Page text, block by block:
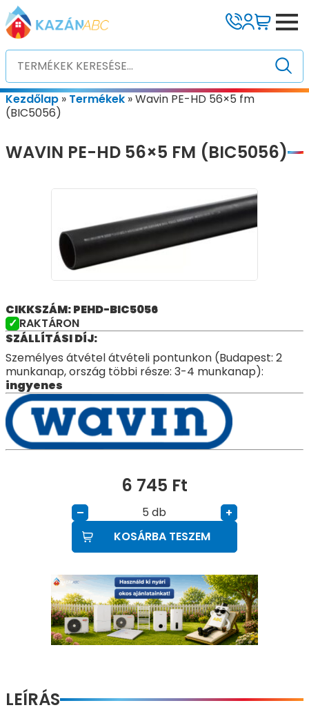
Kezdőlap » Termékek »Wavin PE-HD 56×5 fm
(BIC5056)
WAVIN PE-HD 56×5 FM (BIC5056)
CIKKSZÁM: PEHD-BIC5056
RAKTÁRON
SZÁLLÍTÁSI DÍJ:
Személyes átvétel átvételi pontunkon (Budapest: 2
munkanap, ország többi része: 3-4 munkanap):
ingyenes
6 745 Ft
– db
+
KOSÁRBA TESZEM
LEÍRÁS